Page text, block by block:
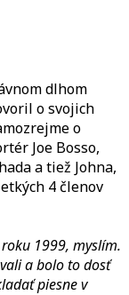
dlhom
o svojich
o
Joe Bosso,
a tiež Johna,
4 členov
1999, myslím.
a bolo to dosť
piesne v